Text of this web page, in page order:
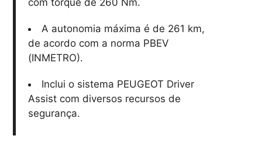
A autonomia máxima é de 261 km,
de acordo com a norma PBEV
(INMETRO).
Inclui o sistema PEUGEOT Driver
Assist com diversos recursos de
segurança.